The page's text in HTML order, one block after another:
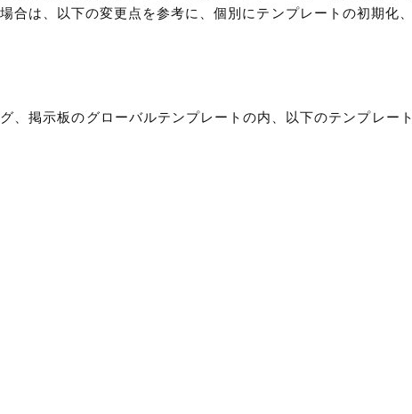
は、以下の変更点を参考に、個別にテンプレートの初期化、
掲示板のグローバルテンプレートの内、以下のテンプレート